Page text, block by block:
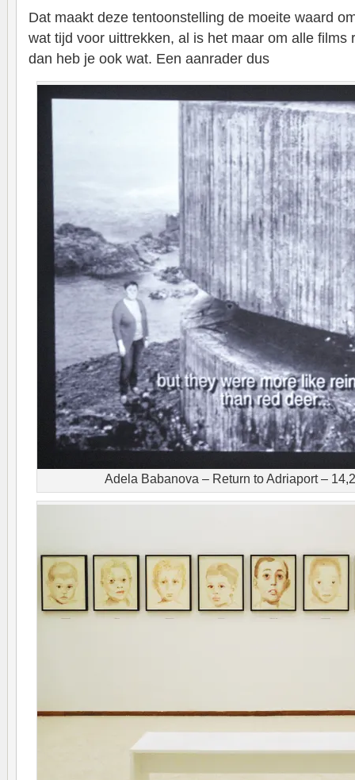
Dat maakt deze tentoonstelling de moeite waard
wat tijd voor uittrekken, al is het maar om alle films
dan heb je ook wat. Een aanrader dus
Adela Babanova – Return to Adriaport –